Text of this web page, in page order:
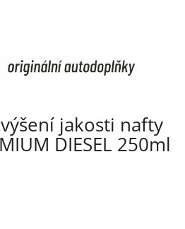
jakosti nafty
DIESEL 250ml